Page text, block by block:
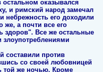
оказывался
и римский народ замечал
небрежность его доходили
же, а почти все его
здоров". Все же остальные
злоупотреблениями
составили против
со своей любовницей
той же ночью. Кроме